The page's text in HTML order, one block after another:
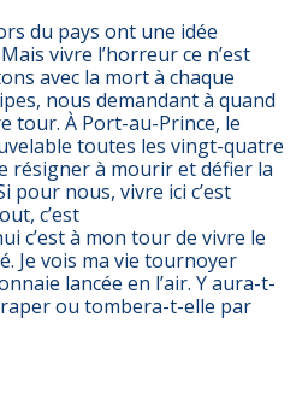
du pays ont une idée
vivre l’horreur ce n’est
avec la mort à chaque
nous demandant à quand
tour. À Port-au-Prince, le
toutes les vingt-quatre
résigner à mourir et défier la
pour nous, vivre ici c’est
c’est
c’est à mon tour de vivre le
Je vois ma vie tournoyer
lancée en l’air. Y aura-t-
ou tombera-t-elle par